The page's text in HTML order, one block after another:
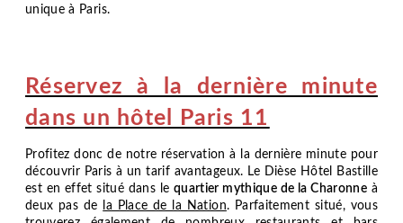
unique à Paris.
Réservez à la dernière minute
dans un hôtel Paris 11
Profitez donc de notre réservation à la dernière minute pour
découvrir Paris à un tarif avantageux. Le Dièse Hôtel Bastille
est en effet situé dans le quartier mythique de la Charonne à
deux pas de
la Place de la Nation. Parfaitement situé, vous
CHAMBRES & PETIT-DÉJEUNER
OFFRES